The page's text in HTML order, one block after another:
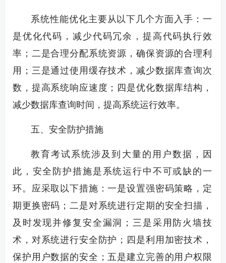
系统性能优化主要从以下几个方面入手：一
是优化代码，减少代码冗余，提高代码执行效
率；二是合理分配系统资源，确保资源的合理利
用；三是通过使用缓存技术，减少数据库查询次
数，提高系统响应速度；四是优化数据库结构，
减少数据库查询时间，提高系统运行效率。
五、安全防护措施
教育考试系统涉及到大量的用户数据，因
此，安全防护措施是系统运行中不可或缺的一
环。应采取以下措施：一是设置强密码策略，定
期更换密码；二是对系统进行定期的安全扫描，
及时发现并修复安全漏洞；三是采用防火墙技
术，对系统进行安全防护；四是利用加密技术，
保护用户数据的安全；五是建立完善的用户权限